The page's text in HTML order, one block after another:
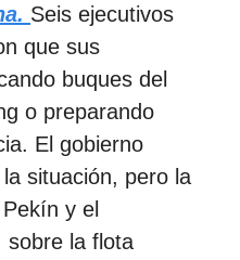
Seis ejecutivos
que sus
buques del
o preparando
El gobierno
situación, pero la
y el
sobre la flota